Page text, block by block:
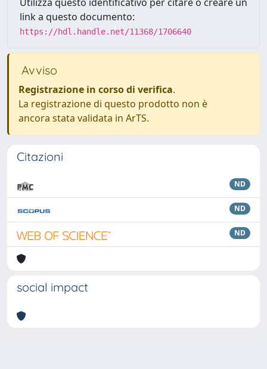
link a questo documento:
https://hdl.handle.net/11368/1706640
Avviso
Registrazione in corso di verifica.
La registrazione di questo prodotto non è
ancora stata validata in ArTS.
Citazioni
ND
ND
ND
social impact